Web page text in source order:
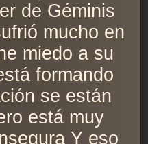
de Géminis
mucho en
miedo a su
formando
se están
está muy
Y eso